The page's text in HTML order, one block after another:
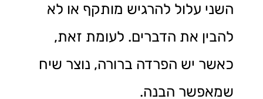
השני עלול להרגיש מותקף או לא
להבין את הדברים. לעומת זאת,
כאשר יש הפרדה ברורה, נוצר שיח
שמאפשר הבנה.